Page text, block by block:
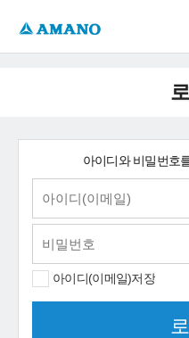
아이디와 비밀번호
아이디(이메일)저장